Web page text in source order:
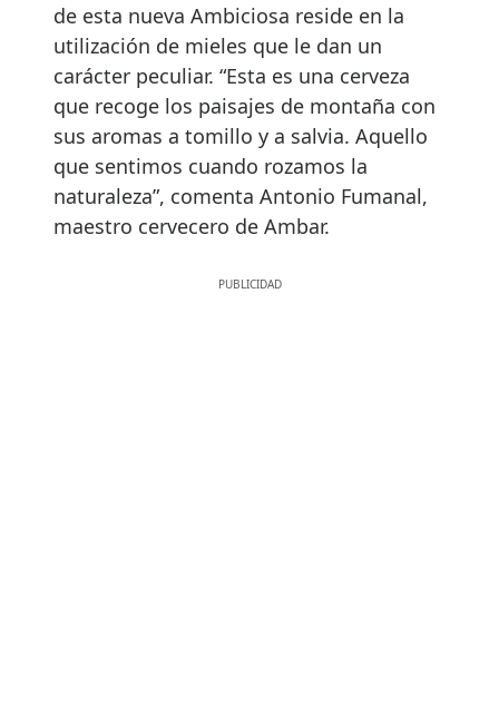
de esta nueva Ambiciosa reside en la
utilización de mieles que le dan un
carácter peculiar. “Esta es una cerveza
que recoge los paisajes de montaña con
sus aromas a tomillo y a salvia. Aquello
que sentimos cuando rozamos la
naturaleza”, comenta Antonio Fumanal,
maestro cervecero de Ambar.